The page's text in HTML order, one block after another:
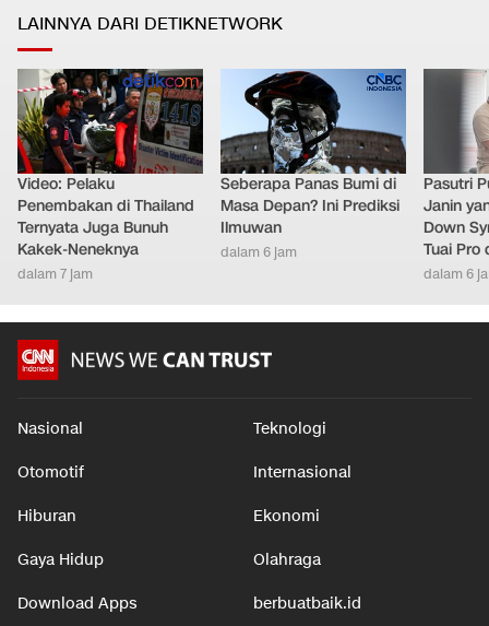
LAINNYA DARI DETIKNETWORK
Video: Pelaku
Penembakan di Thailand
Ternyata Juga Bunuh
Kakek-Neneknya
dalam 7 jam
Seberapa Panas Bumi di
Masa Depan? Ini Prediksi
Ilmuwan
dalam 6 jam
Pasutri
Janin
Down
Tuai Pro
dalam 6
Nasional Teknologi
Otomotif Internasional
Hiburan Ekonomi
Gaya Hidup Olahraga
Download Apps berbuatbaik.id